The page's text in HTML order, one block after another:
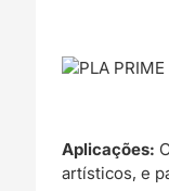
Aplicações:
artísticos, e